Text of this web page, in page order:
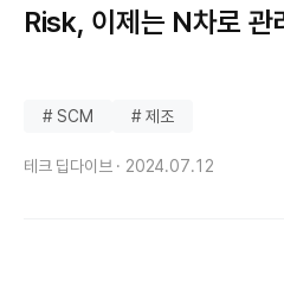
Risk, 이제는 N차로 관
# SCM # 제조
테크 딥다이브 · 2024.07.12